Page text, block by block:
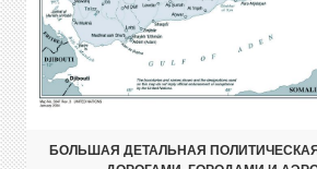
БОЛЬШАЯ ДЕТАЛЬНАЯ